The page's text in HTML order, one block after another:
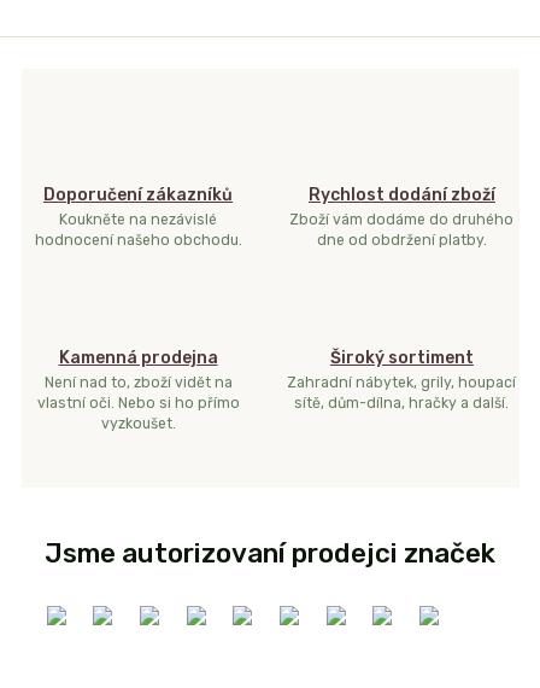
Doporučení zákazníků
Koukněte na nezávislé
hodnocení našeho obchodu.
Rychlost dodání zboží
Zboží vám dodáme do druhého
dne od obdržení platby.
Kamenná prodejna
Není nad to, zboží vidět na
vlastní oči. Nebo si ho přímo
vyzkoušet.
Široký sortiment
Zahradní nábytek, grily, houpací
sítě, dům-dílna, hračky a další.
Jsme autorizovaní prodejci značek